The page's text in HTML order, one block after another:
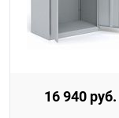
16 940 руб.